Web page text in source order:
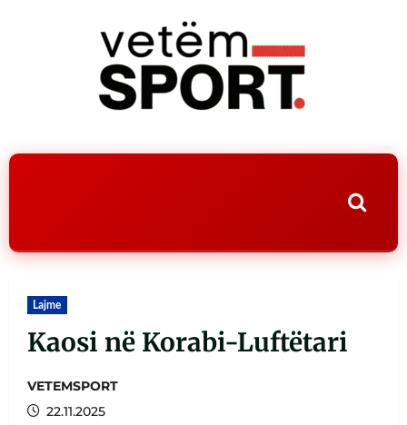
Lajme
Kaosi në Korabi-Luftëtari
VETEMSPORT
22.11.2025